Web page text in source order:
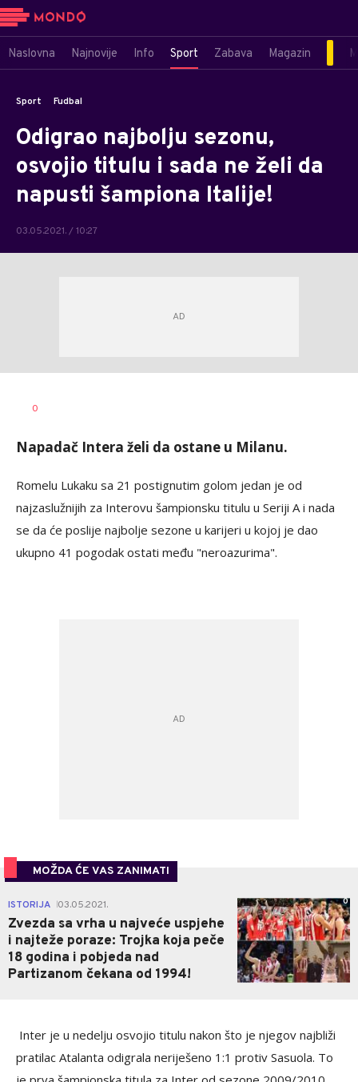
Naslovna Najnovije Info Sport Zabava Magazin
Sport Fudbal
Odigrao najbolju sezonu,
osvojio titulu i sada ne želi da
napusti šampiona Italije!
03.05.2021. / 10:27
AUTOR
0
Napadač Intera želi da ostane u Milanu.
Romelu Lukaku sa 21 postignutim golom jedan je od
najzaslužnijih za Interovu šampionsku titulu u Seriji A i nada
se da će poslije najbolje sezone u karijeri u kojoj je dao
ukupno 41 pogodak ostati među "neroazurima".
MOŽDA ĆE VAS ZANIMATI
ISTORIJA 03.05.2021.
Zvezda sa vrha u najveće uspjehe
i najteže poraze: Trojka koja peče
18 godina i pobjeda nad
Partizanom čekana od 1994!
0
Inter je u nedelju osvojio titulu nakon što je njegov najbliži
pratilac Atalanta odigrala neriješeno 1:1 protiv Sasuola. To